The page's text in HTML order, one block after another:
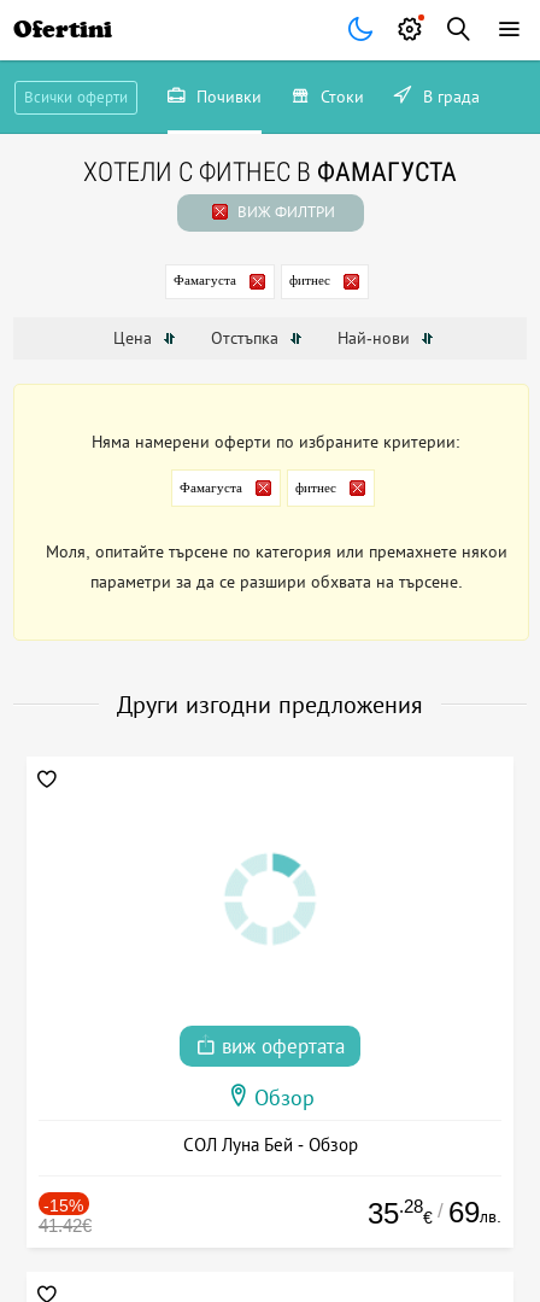
Ofertini
Всички оферти Почивки Стоки В града
ХОТЕЛИ С ФИТНЕС В ФАМАГУСТА
ВИЖ ФИЛТРИ
Фамагуста фитнес
Цена Отстъпка Най-нови
Няма намерени оферти по избраните критерии:
Фамагуста фитнес
Моля, опитайте търсене по категория или премахнете някои
параметри за да се разшири обхвата на търсене.
Други изгодни предложения
виж офертата
Обзор
СОЛ Луна Бей - Обзор
-15%
41.42€ 35.28
€ / 69лв.